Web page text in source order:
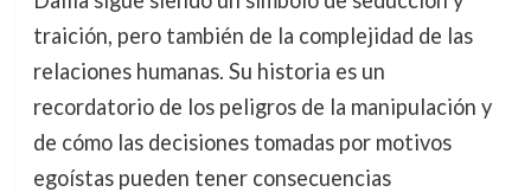
traición, pero también de la complejidad de las
relaciones humanas. Su historia es un
recordatorio de los peligros de la manipulación y
de cómo las decisiones tomadas por motivos
egoístas pueden tener consecuencias